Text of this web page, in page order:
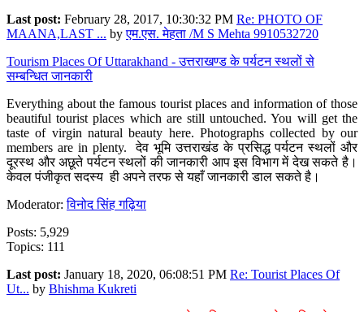
Last post: February 28, 2017, 10:30:32 PM Re: PHOTO OF
MAANA,LAST ... byएम.एस. मेहता /M S Mehta 9910532720
Tourism Places Of Uttarakhand - उत्तराखण्ड के पर्यटन स्थलों से
सम्बन्धित जानकारी
Everything about the famous tourist places and information of those
beautiful tourist places which are still untouched. You will get the
taste of virgin natural beauty here. Photographs collected by our
members are in plenty. देव भूमि उत्तराखंड के प्रसिद्ध पर्यटन स्थलों और
दूरस्थ और अछूते पर्यटन स्थलों की जानकारी आप इस विभाग में देख सकते है।
केवल पंजीकृत सदस्य ही अपने तरफ से यहाँ जानकारी डाल सकते है।
Moderator:विनोद सिंह गढ़िया
Posts: 5,929
Topics: 111
Last post: January 18, 2020, 06:08:51 PM Re: Tourist Places Of
Ut... by Bhishma Kukreti